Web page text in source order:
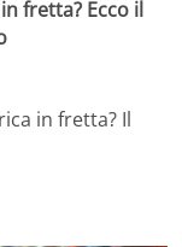
fretta? Ecco il
in fretta? Il